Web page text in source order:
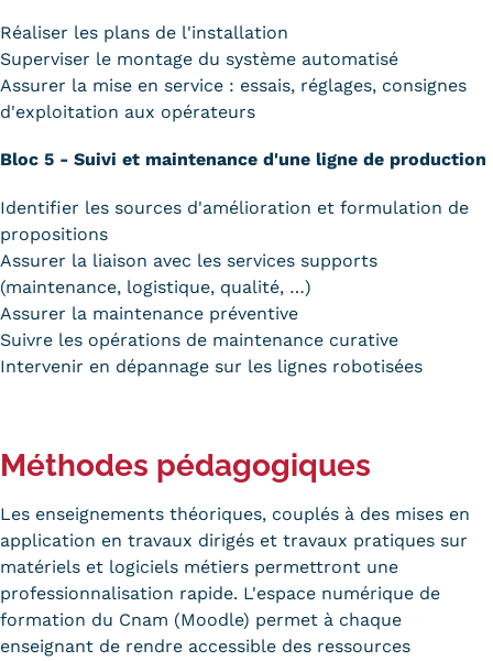
Réaliser les plans de l'installation
Superviser le montage du système automatisé
Assurer la mise en service : essais, réglages, consignes
d'exploitation aux opérateurs
Bloc 5 - Suivi et maintenance d'une ligne de production
Identifier les sources d'amélioration et formulation de
propositions
Assurer la liaison avec les services supports
(maintenance, logistique, qualité, …)
Assurer la maintenance préventive
Suivre les opérations de maintenance curative
Intervenir en dépannage sur les lignes robotisées
Méthodes pédagogiques
Les enseignements théoriques, couplés à des mises en
application en travaux dirigés et travaux pratiques sur
matériels et logiciels métiers permettront une
professionnalisation rapide. L'espace numérique de
formation du Cnam (Moodle) permet à chaque
enseignant de rendre accessible des ressources